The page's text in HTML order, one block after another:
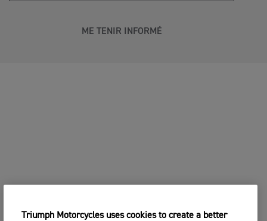
ME TENIR INFORMÉ
Triumph Motorcycles uses cookies to create a better